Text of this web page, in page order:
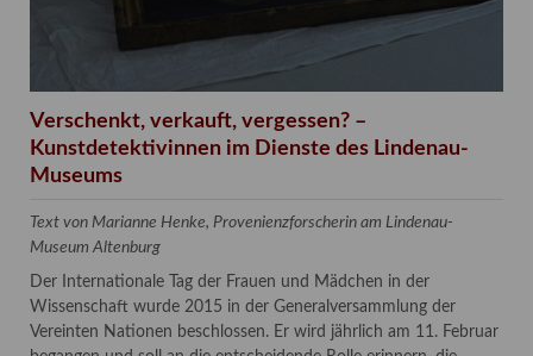
Verschenkt, verkauft, vergessen? –
Kunstdetektivinnen im Dienste des Lindenau-
Museums
Text von Marianne Henke, Provenienzforscherin am Lindenau-
Museum Altenburg
Der Internationale Tag der Frauen und Mädchen in der
Wissenschaft wurde 2015 in der Generalversammlung der
Vereinten Nationen beschlossen. Er wird jährlich am 11. Februar